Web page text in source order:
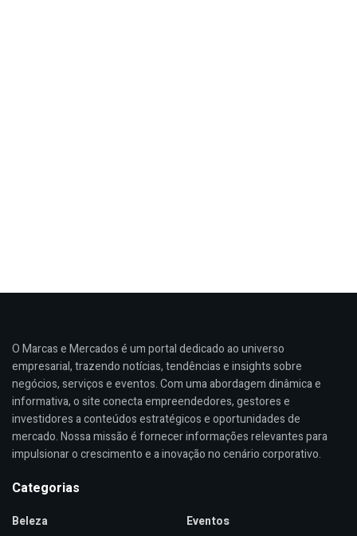
O Marcas e Mercados é um portal dedicado ao universo
empresarial, trazendo notícias, tendências e insights sobre
negócios, serviços e eventos. Com uma abordagem dinâmica e
informativa, o site conecta empreendedores, gestores e
investidores a conteúdos estratégicos e oportunidades de
mercado. Nossa missão é fornecer informações relevantes para
impulsionar o crescimento e a inovação no cenário corporativo.
Categorias
Beleza
Eventos